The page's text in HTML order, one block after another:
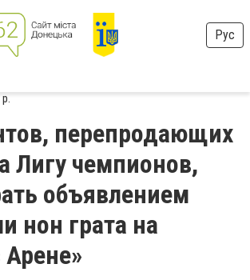
Рус
перепродающих
Лигу чемпионов,
объявлением
нон грата на